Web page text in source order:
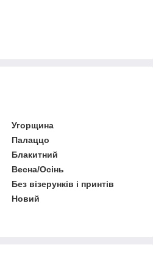
Угорщина
Палаццо
Блакитний
Весна/Осінь
Без візерунків і принтів
Новий